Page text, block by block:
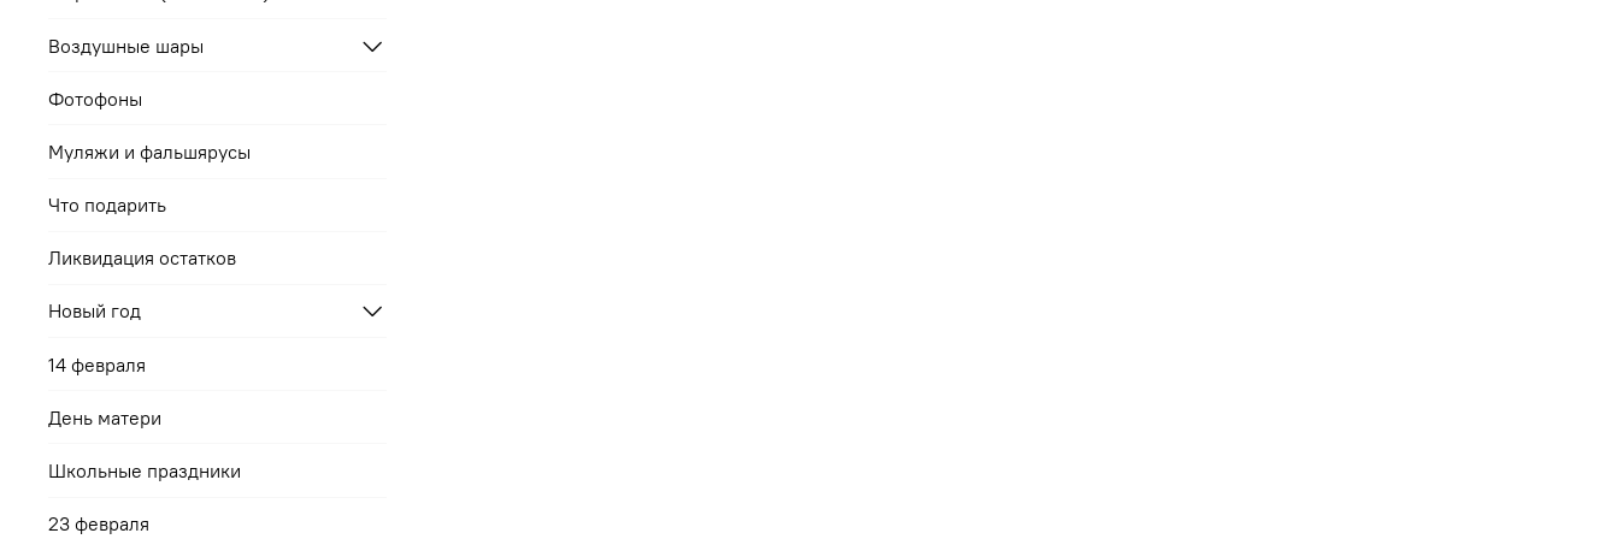
Воздушные шары
Фотофоны
Муляжи и фальшярусы
Что подарить
Ликвидация остатков
Новый год
14 февраля
День матери
Школьные праздники
23 февраля